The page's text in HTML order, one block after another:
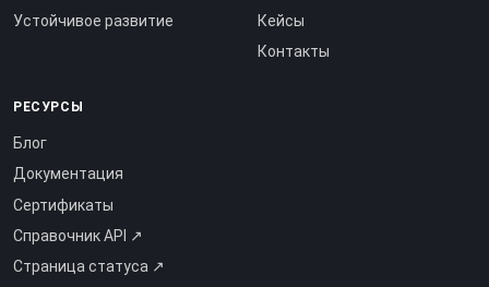
Устойчивое развитие
Кейсы
Контакты
РЕСУРСЫ
Блог
Документация
Сертификаты
Справочник API ↗
Страница статуса ↗